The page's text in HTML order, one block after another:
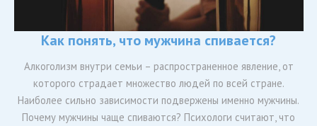
Как понять, что мужчина спивается?
Алкоголизм внутри семьи – распространенное явление, от
которого страдает множество людей по всей стране.
Наиболее сильно зависимости подвержены именно мужчины.
Почему мужчины чаще спиваются? Психологи считают, что